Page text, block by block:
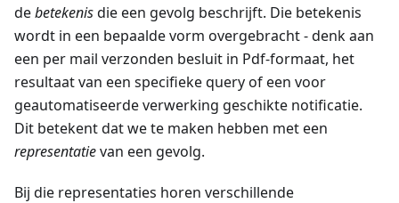
debetekenisdie een gevolg beschrijft. Die betekenis
wordt in een bepaalde vorm overgebracht - denk aan
een per mail verzonden besluit in Pdf-formaat, het
resultaat van een specifieke query of een voor
geautomatiseerde verwerking geschikte notificatie.
Dit betekent dat we te maken hebben met een
representatievan een gevolg.
Bij die representaties horen verschillende